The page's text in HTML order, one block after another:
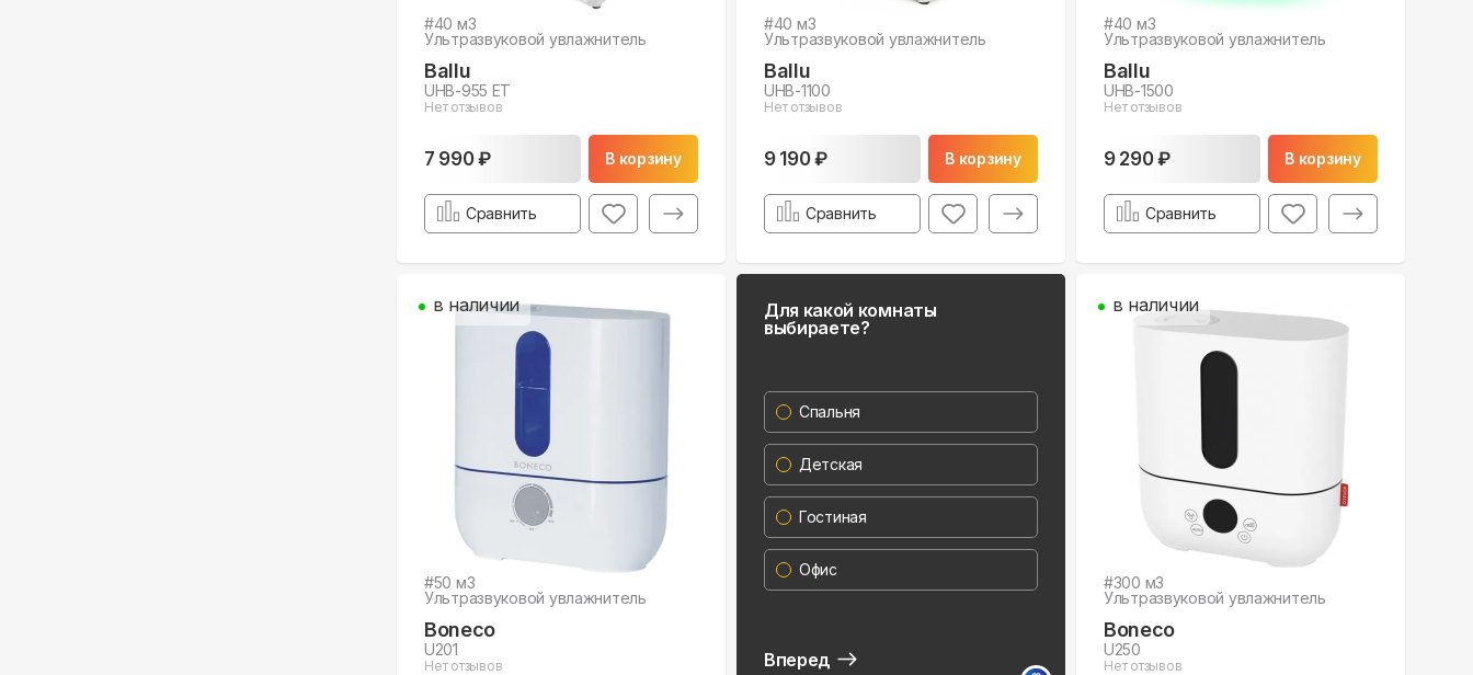
#40 м3
Ультразвуковой увлажнитель
Ballu
UHB-955 ET
Нет отзывов
7 990 ₽ В корзину
Сравнить
#40 м3
Ультразвуковой увлажнитель
Ballu
UHB-1100
Нет отзывов
9 190 ₽ В корзину
Сравнить
#40 м3
Ультразвуковой увлажнитель
Ballu
UHB-1500
Нет отзывов
9 290 ₽ В корзину
Сравнить
#50 м3
Ультразвуковой увлажнитель
Boneco
U201
Нет отзывов
в наличии
#300 м3
Ультразвуковой увлажнитель
Boneco
U250
Нет отзывов
в наличии
Для какой комнаты
выбираете?
Спальня
Детская
Гостиная
Офис
Вперед